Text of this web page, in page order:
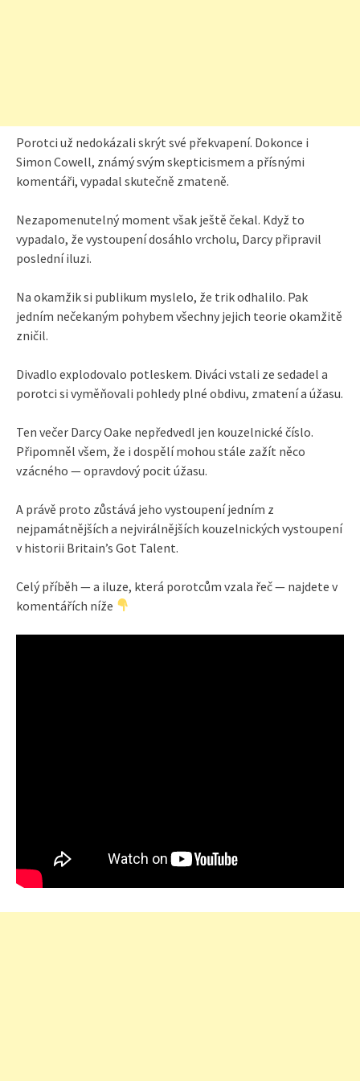
Porotci už nedokázali skrýt své překvapení. Dokonce i
Simon Cowell, známý svým skepticismem a přísnými
komentáři, vypadal skutečně zmateně.
Nezapomenutelný moment však ještě čekal. Když to
vypadalo, že vystoupení dosáhlo vrcholu, Darcy připravil
poslední iluzi.
Na okamžik si publikum myslelo, že trik odhalilo. Pak
jedním nečekaným pohybem všechny jejich teorie okamžitě
zničil.
Divadlo explodovalo potleskem. Diváci vstali ze sedadel a
porotci si vyměňovali pohledy plné obdivu, zmatení a úžasu.
Ten večer Darcy Oake nepředvedl jen kouzelnické číslo.
Připomněl všem, že i dospělí mohou stále zažít něco
vzácného — opravdový pocit úžasu.
A právě proto zůstává jeho vystoupení jedním z
nejpamátnějších a nejvirálnějších kouzelnických vystoupení
v historii Britain’s Got Talent.
Celý příběh — a iluze, která porotcům vzala řeč — najdete v
komentářích níže